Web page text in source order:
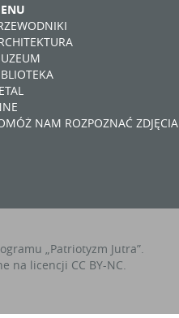
NAM ROZPOZNAĆ ZDJĘCIA
„Patriotyzm Jutra”.
na licencji CC BY-NC.